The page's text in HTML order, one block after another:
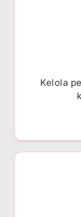
Kelola